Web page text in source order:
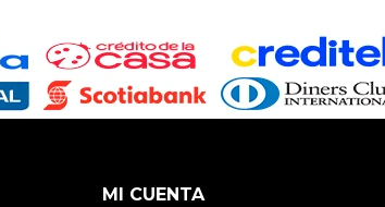
MI CUENTA